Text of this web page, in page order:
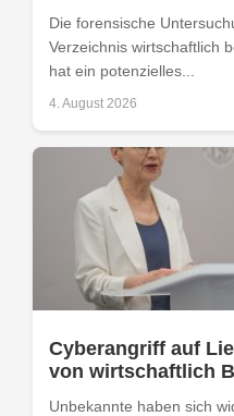
Die forensische
Verzeichnis wirtschaftlich
hat ein potenzielles...
4. August 2026
Cyberangriff auf
von wirtschaftlich
Unbekannte haben sich